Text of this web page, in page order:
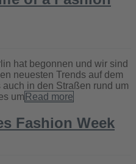
hat begonnen und wir sind
neuesten Trends auf dem
in den Straßen rund um
um Read more
Fashion Week